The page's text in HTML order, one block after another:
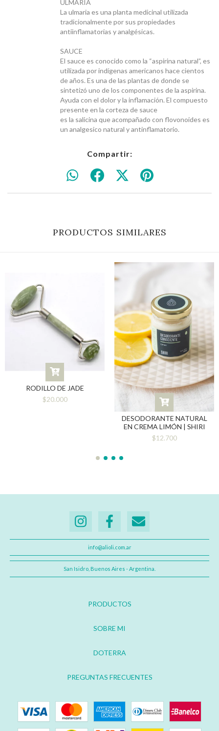
ULMARIA
La ulmaria es una planta medicinal utilizada
tradicionalmente por sus propiedades
antiinflamatorias y analgésicas.
SAUCE
El sauce es conocido como la “aspirina natural”, es
utilizada por indígenas americanos hace cientos
de años. Es una de las plantas de donde se
sintetizó uno de los componentes de la aspirina.
Ayuda con el dolor y la inflamación. El compuesto
presente en la corteza de sauce
es la salicina que acompañado con flovonoides es
un analgesico natural y antinflamatorio.
Compartir:
PRODUCTOS SIMILARES
RODILLO DE JADE
$20.000
DESODORANTE NATURAL
EN CREMA LIMÓN | SHIRI
$12.700
info@alioli.com.ar
San Isidro, Buenos Aires - Argentina.
PRODUCTOS
SOBRE MI
DOTERRA
PREGUNTAS FRECUENTES